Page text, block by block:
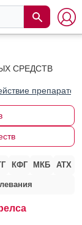
СРЕДСТВ
препаратов
КФГ МКБ АТХ